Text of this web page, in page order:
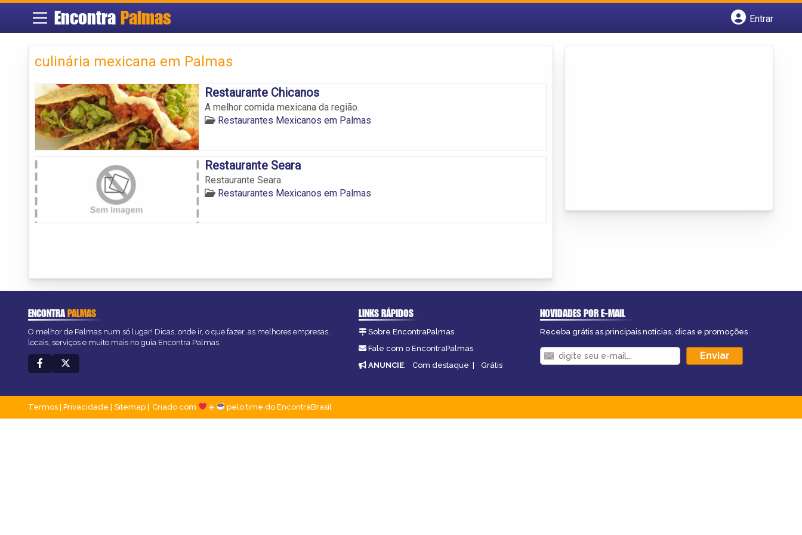
Encontra Palmas
Entrar
culinária mexicana em Palmas
Restaurante Chicanos
A melhor comida mexicana da região.
Restaurantes Mexicanos em Palmas
Restaurante Seara
Restaurante Seara
Restaurantes Mexicanos em Palmas
ENCONTRAPALMAS
O melhor de Palmas num só lugar! Dicas, onde ir, o que fazer, as melhores empresas,
locais, serviços e muito mais no guia Encontra Palmas.
LINKS RÁPIDOS
Sobre EncontraPalmas
Fale com o EncontraPalmas
ANUNCIE: Com destaque | Grátis
NOVIDADES POR E-MAIL
Receba grátis as principais notícias, dicas e promoções
Termos Privacidade Sitemap Criado com e pelo time do EncontraBrasil